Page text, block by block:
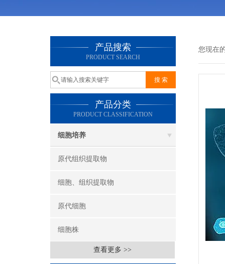
产品搜索
PRODUCT SEARCH
产品分类
PRODUCT CLASSIFICATION
细胞培养
原代组织提取物
细胞、组织提取物
原代细胞
细胞株
查看更多 >>
您现在